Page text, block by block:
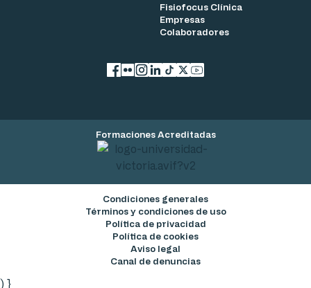
Fisiofocus Clínica
Empresas
Colaboradores
Formaciones Acreditadas
Condiciones generales
Términos y condiciones de uso
Política de privacidad
Política de cookies
Aviso legal
Canal de denuncias
) }